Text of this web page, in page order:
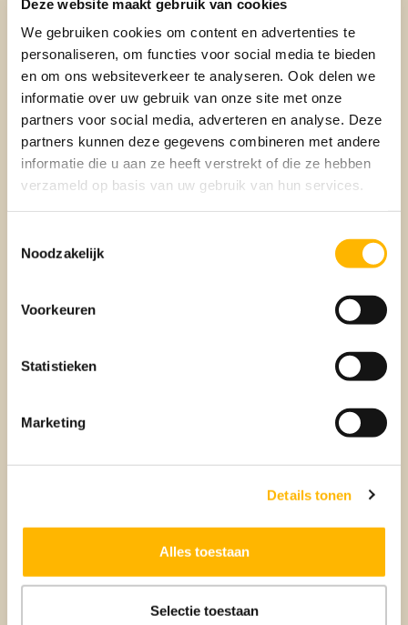
Deze website maakt gebruik van cookies
We gebruiken cookies om content en advertenties te
personaliseren, om functies voor social media te bieden
en om ons websiteverkeer te analyseren. Ook delen we
informatie over uw gebruik van onze site met onze
partners voor social media, adverteren en analyse. Deze
partners kunnen deze gegevens combineren met andere
informatie die u aan ze heeft verstrekt of die ze hebben
verzameld op basis van uw gebruik van hun services.
Noodzakelijk
Voorkeuren
Statistieken
Marketing
Details tonen
Alles toestaan
Selectie toestaan
Voorkeur voor een dag*
Maandag
Dinsdag
Maakt niet uit
Utrecht
Maarssen
Amersfoort